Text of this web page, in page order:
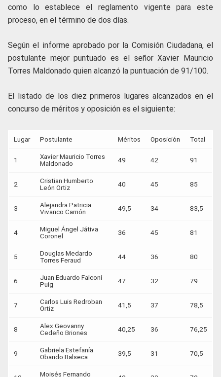
como lo establece el reglamento vigente para este
proceso, en el término de dos días.
Según el informe aprobado por la Comisión Ciudadana, el
postulante mejor puntuado es el señor Xavier Mauricio
Torres Maldonado quien alcanzó la puntuación de 91/100.
El listado de los diez primeros lugares alcanzados en el
concurso de méritos y oposición es el siguiente:
Lugar Postulante Méritos Oposición Total
1
Xavier Mauricio Torres
Maldonado
49 42 91
2
Cristian Humberto
León Ortiz
40 45 85
3
Alejandra Patricia
Vivanco Carrión
49,5 34 83,5
4
Miguel Ángel Játiva
Coronel
36 45 81
5
Douglas Medardo
Torres Feraud
44 36 80
6
Juan Eduardo Falconí
Puig
47 32 79
7
Carlos Luis Redroban
Ortiz
41,5 37 78,5
8
Alex Geovanny
Cedeño Briones
40,25 36 76,25
9
Gabriela Estefanía
Obando Balseca
39,5 31 70,5
Moisés Fernando